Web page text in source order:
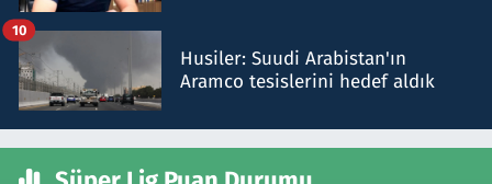
Husiler: Suudi Arabistan'ın
Aramco tesislerini hedef aldık
10